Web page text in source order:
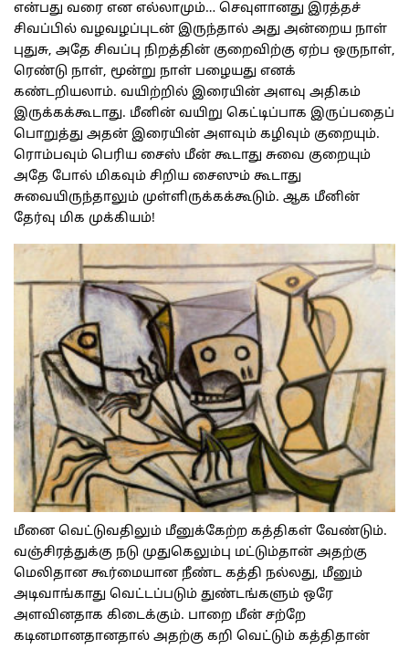
என்பது வரை என எல்லாமும்… செவுளானது இரத்தச்
சிவப்பில் வழவழப்புடன் இருந்தால் அது அன்றைய நாள்
புதுசு, அதே சிவப்பு நிறத்தின் குறைவிற்கு ஏற்ப ஒருநாள்,
ரெண்டு நாள், மூன்று நாள் பழையது எனக்
கண்டறியலாம். வயிற்றில் இரையின் அளவு அதிகம்
இருக்கக்கூடாது. மீனின் வயிறு கெட்டிப்பாக இருப்பதைப்
பொறுத்து அதன் இரையின் அளவும் கழிவும் குறையும்.
ரொம்பவும் பெரிய சைஸ் மீன் கூடாது சுவை குறையும்
அதே போல் மிகவும் சிறிய சைஸும் கூடாது
சுவையிருந்தாலும் முள்ளிருக்கக்கூடும். ஆக மீனின்
தேர்வு மிக முக்கியம்!
மீனை வெட்டுவதிலும் மீனுக்கேற்ற கத்திகள் வேண்டும்.
வஞ்சிரத்துக்கு நடு முதுகெலும்பு மட்டும்தான் அதற்கு
மெலிதான கூர்மையான நீண்ட கத்தி நல்லது, மீனும்
அடிவாங்காது வெட்டப்படும் துண்டங்களும் ஒரே
அளவினதாக கிடைக்கும். பாறை மீன் சற்றே
கடினமானதானதால் அதற்கு கறி வெட்டும் கத்திதான்